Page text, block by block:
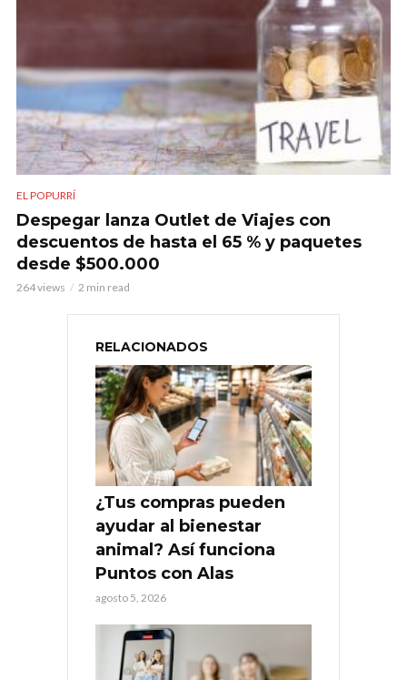
EL POPURRÍ
Despegar lanza Outlet de Viajes con
descuentos de hasta el 65 % y paquetes
desde $500.000
264 views 2 min read
RELACIONADOS
¿Tus compras pueden
ayudar al bienestar
animal? Así funciona
Puntos con Alas
agosto 5, 2026